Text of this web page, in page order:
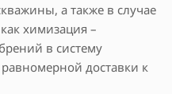
а также в случае
химизация –
в систему
доставки к